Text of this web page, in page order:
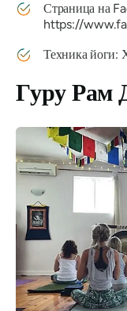
Страница на
https://
Техника йоги:
Гуру Рам